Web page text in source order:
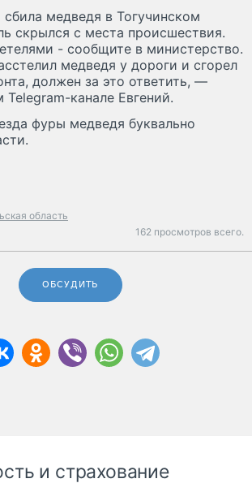
медведя в Тогучинском
скрылся с места происшествия.
- сообщите в министерство.
медведя у дороги и сгорел
должен за это ответить, —
Telegram-канале Евгений.
фуры медведя буквально
область
162 просмотров всего.
ОБСУДИТЬ
и страхование